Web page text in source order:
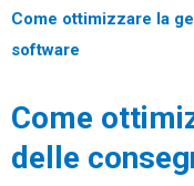
Come ottimizzare la
software
Come
delle